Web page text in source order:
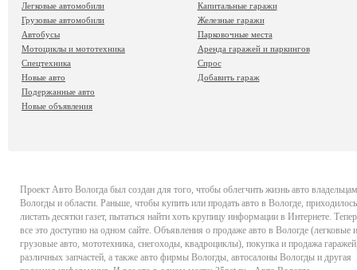
Легковые автомобили
Грузовые автомобили
Автобусы
Мотоциклы и мототехника
Спецтехника
Новые авто
Подержанные авто
Новые объявления
Капитальные гаражи
Железные гаражи
Парковочные места
Аренда гаражей и паркингов
Спрос
Добавить гараж
Проект Авто Вологда был создан для того, чтобы облегчить жизнь авто владельцам
Вологды и области. Раньше, чтобы купить или продать авто в Вологде, приходилось
листать десятки газет, пытаться найти хоть крупицу информации в Интернете.
все это доступно на одном сайте. Объявления о продаже авто в Вологде (легковые и
грузовые авто, мототехника, снегоходы, квадроциклы), покупка и продажа
различных запчастей, а также авто фирмы Вологды, автосалоны Вологды и другая